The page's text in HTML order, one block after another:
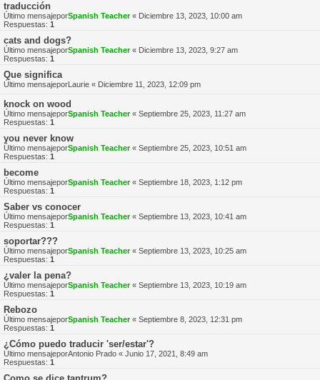
traducción
Último mensajeporSpanish Teacher« Diciembre 13, 2023, 10:00 am
Respuestas: 1
cats and dogs?
Último mensajeporSpanish Teacher« Diciembre 13, 2023, 9:27 am
Respuestas: 1
Que significa
Último mensajeporLaurie « Diciembre 11, 2023, 12:09 pm
knock on wood
Último mensajeporSpanish Teacher« Septiembre 25, 2023, 11:27 am
Respuestas: 1
you never know
Último mensajeporSpanish Teacher« Septiembre 25, 2023, 10:51 am
Respuestas: 1
become
Último mensajeporSpanish Teacher« Septiembre 18, 2023, 1:12 pm
Respuestas: 1
Saber vs conocer
Último mensajeporSpanish Teacher« Septiembre 13, 2023, 10:41 am
Respuestas: 1
soportar???
Último mensajeporSpanish Teacher« Septiembre 13, 2023, 10:25 am
Respuestas: 1
¿valer la pena?
Último mensajeporSpanish Teacher« Septiembre 13, 2023, 10:19 am
Respuestas: 1
Rebozo
Último mensajeporSpanish Teacher« Septiembre 8, 2023, 12:31 pm
Respuestas: 1
¿Cómo puedo traducir 'ser/estar'?
Último mensajeporAntonio Prado « Junio 17, 2021, 8:49 am
Respuestas: 1